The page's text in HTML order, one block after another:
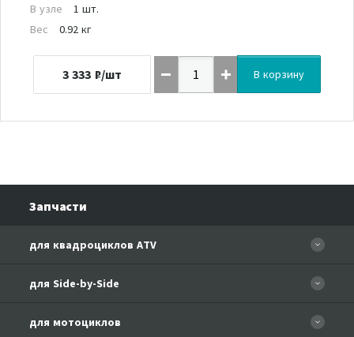
В узле
1 шт.
Вес
0.92 кг
3 333 ₽/шт В корзину
Запчасти
для квадроциклов ATV
CFORCE 110 EFI
CF500-A Basic
для Side-by-Side
для мотоциклов